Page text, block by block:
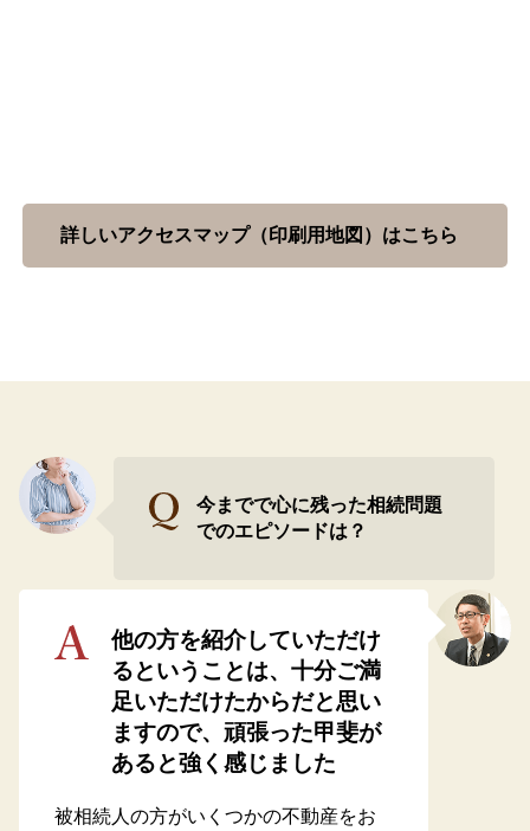
詳しいアクセスマップ（印刷用地図）はこちら
今までで心に残った相続問題
でのエピソードは？
他の方を紹介していただけ
るということは、十分ご満
足いただけたからだと思い
ますので、頑張った甲斐が
あると強く感じました
被相続人の方がいくつかの不動産をお